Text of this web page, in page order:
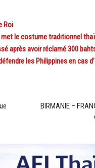
Roi
le costume traditionnel
après avoir réclamé 300
les Philippines en cas
BIRMANIE –